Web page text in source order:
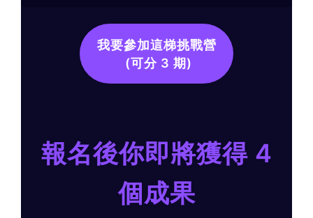
我要參加這梯挑戰營
(可分 3 期)
報名後你即將獲得 4
個成果